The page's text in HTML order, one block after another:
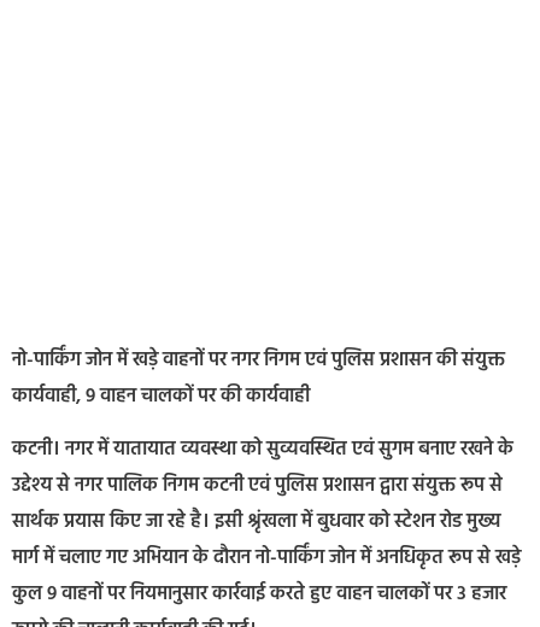
नो-पार्किंग जोन में खड़े वाहनों पर नगर निगम एवं पुलिस प्रशासन की संयुक्त
कार्यवाही, 9 वाहन चालकों पर की कार्यवाही
कटनी। नगर में यातायात व्यवस्था को सुव्यवस्थित एवं सुगम बनाए रखने के
उद्देश्य से नगर पालिक निगम कटनी एवं पुलिस प्रशासन द्वारा संयुक्त रूप से
सार्थक प्रयास किए जा रहे है। इसी श्रृंखला में बुधवार को स्टेशन रोड मुख्य
मार्ग में चलाए गए अभियान के दौरान नो-पार्किंग जोन में अनधिकृत रूप से खड़े
कुल 9 वाहनों पर नियमानुसार कार्रवाई करते हुए वाहन चालकों पर 3 हजार